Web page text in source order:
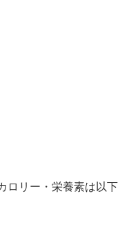
ロリー・栄養素は以下